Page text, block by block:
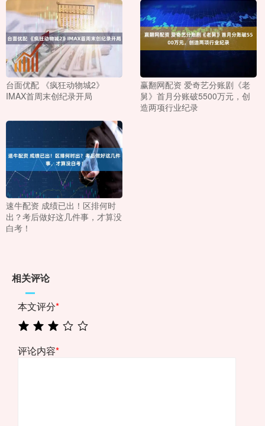
台面优配 《疯狂动物城2》
IMAX首周末创纪录开局
赢翻网配资 爱奇艺分账剧《老
舅》首月分账破5500万元，创
造两项行业纪录
速牛配资 成绩已出！区排何时
出？考后做好这几件事，才算没
白考！
相关评论
本文评分*
评论内容*